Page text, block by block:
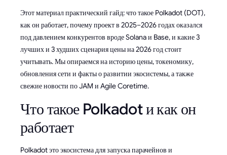
Этот материал практический гайд: что такое Polkadot (DOT),
как он работает, почему проект в 2025–2026 годах оказался
под давлением конкурентов вроде Solana и Base, и какие 3
лучших и 3 худших сценария цены на 2026 год стоит
учитывать. Мы опираемся на историю цены, токеномику,
обновления сети и факты о развитии экосистемы, а также
свежие новости по JAM и Agile Coretime.
Что такое Polkadot и как он
работает
Polkadot это экосистема для запуска парачейнов и